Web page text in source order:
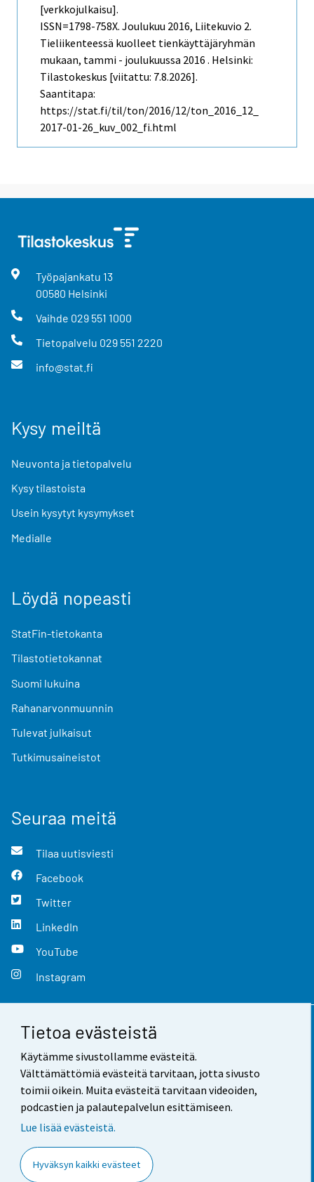
Tietoa evästeistä
Käytämme sivustollamme evästeitä.
Välttämättömiä evästeitä tarvitaan, jotta sivusto
toimii oikein. Muita evästeitä tarvitaan videoiden,
podcastien ja palautepalvelun esittämiseen.
Lue lisää evästeistä.
Hyväksyn kaikki evästeet
[verkkojulkaisu].
ISSN=1798-758X. Joulukuu 2016, Liitekuvio 2.
Tieliikenteessä kuolleet tienkäyttäjäryhmän
mukaan, tammi - joulukuussa 2016 . Helsinki:
Tilastokeskus [viitattu: 7.8.2026].
Saantitapa:
https://stat.fi/til/ton/2016/12/ton_2016_12_
2017-01-26_kuv_002_fi.html
Työpajankatu 13
00580 Helsinki
Vaihde 029 551 1000
Tietopalvelu 029 551 2220
info@stat.fi
Kysy meiltä
Neuvonta ja tietopalvelu
Kysy tilastoista
Usein kysytyt kysymykset
Medialle
Löydä nopeasti
StatFin-tietokanta
Tilastotietokannat
Suomi lukuina
Rahanarvonmuunnin
Tulevat julkaisut
Tutkimusaineistot
Seuraa meitä
Tilaa uutisviesti
Facebook
Twitter
LinkedIn
YouTube
Instagram
Yhteystiedot
Palaute
Käyttöehdot
Saavutettavuus
Tietoa sivustosta